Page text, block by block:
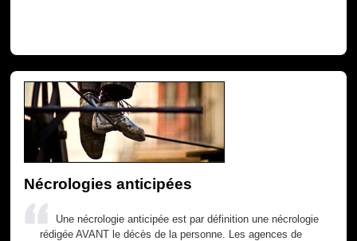
Nécrologies anticipées
Une nécrologie anticipée est par définition une nécrologie
rédigée AVANT le décès de la personne. Les agences de